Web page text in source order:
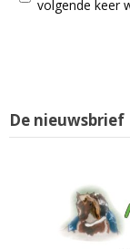
volgende keer
De nieuwsbrief